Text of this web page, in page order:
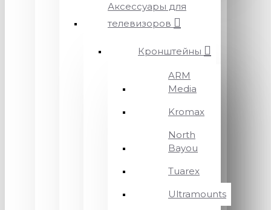
Аксессуары для
телевизоров
Кронштейны
ARM
Media
Kromax
North
Bayou
Tuarex
Ultramounts